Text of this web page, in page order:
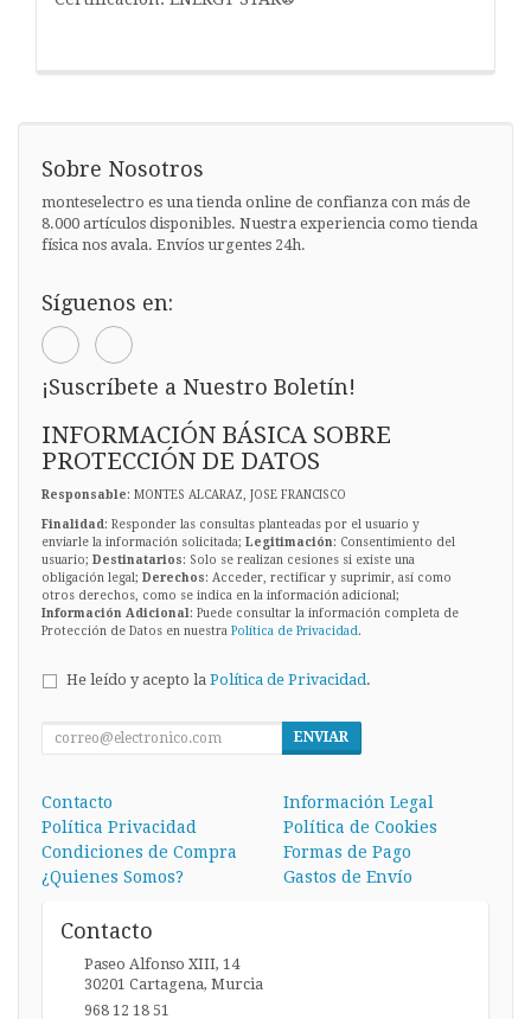
Sobre Nosotros
monteselectro es una tienda online de confianza con más de
8.000 artículos disponibles. Nuestra experiencia como tienda
física nos avala. Envíos urgentes 24h.
Síguenos en:
¡Suscríbete a Nuestro Boletín!
INFORMACIÓN BÁSICA SOBRE
PROTECCIÓN DE DATOS
Responsable: MONTES ALCARAZ, JOSE FRANCISCO
Finalidad : Responder las consultas planteadas por el usuario y
enviarle la información solicitada; Legitimación: Consentimiento del
usuario; Destinatarios: Solo se realizan cesiones si existe una
obligación legal; Derechos: Acceder, rectificar y suprimir, así como
otros derechos, como se indica en la información adicional;
Información Adicional : Puede consultar la información completa de
Protección de Datos en nuestra Política de Privacidad .
He leído y acepto la Política de Privacidad.
ENVIAR
Contacto
Información Legal
Política Privacidad
Política de Cookies
Condiciones de Compra
Formas de Pago
¿Quienes Somos?
Gastos de Envío
Contacto
Paseo Alfonso XIII, 14
30201 Cartagena, Murcia
968 12 18 51